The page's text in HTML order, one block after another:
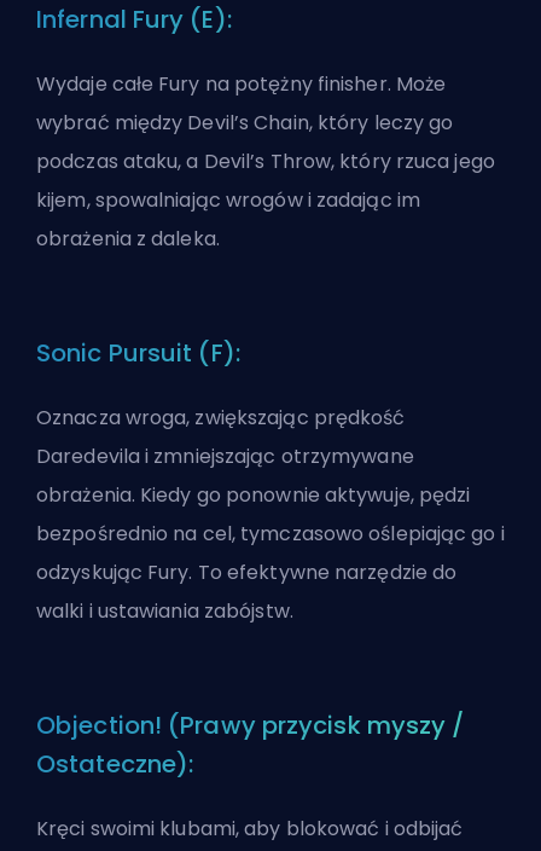
Infernal Fury (E):
Wydaje całe Fury na potężny finisher. Może
wybrać między Devil’s Chain, który leczy go
podczas ataku, a Devil’s Throw, który rzuca jego
kijem, spowalniając wrogów i zadając im
obrażenia z daleka.
Sonic Pursuit (F):
Oznacza wroga, zwiększając prędkość
Daredevila i zmniejszając otrzymywane
obrażenia. Kiedy go ponownie aktywuje, pędzi
bezpośrednio na cel, tymczasowo oślepiając go i
odzyskując Fury. To efektywne narzędzie do
walki i ustawiania zabójstw.
Objection! (Prawy przycisk myszy /
Ostateczne):
Kręci swoimi klubami, aby blokować i odbijać